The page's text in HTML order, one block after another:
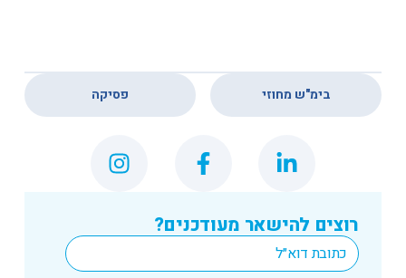
רוצים להישאר מעודכנים?
Email
*
בימ"ש מחוזי פסיקה